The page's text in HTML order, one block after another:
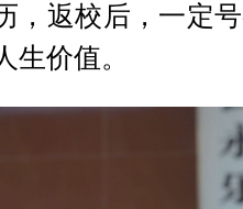
，返校后，一定
生价值。